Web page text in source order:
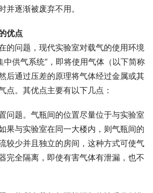
并逐渐被废弃不用。
优点
的问题，现代实验室对载气的使用环境
中供气系统”，即将使用气体（以下简称
后通过压差的原理将气体经过金属或其
点。其优点主要有以下几点：
问题。气瓶间的位置尽量位于与实验室
果与实验室在同一大楼内，则气瓶间的
较少并且独立的房间，这种方式可使气
完全隔离，即使有害气体有泄漏，也不